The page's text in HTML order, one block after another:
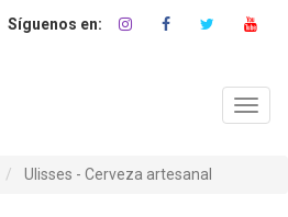
Ulisses - Cerveza artesanal